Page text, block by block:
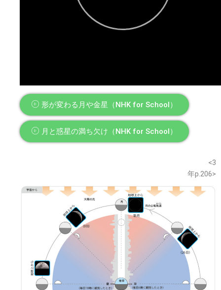
形が変わる月や金星（NHK for School）
月と惑星の満ち欠け（NHK for School）
<3
年p.206>